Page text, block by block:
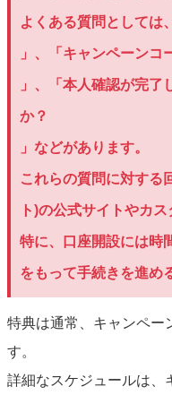
よくある質問としては
」、「キャンペーンコ
」、「本人確認が完了
か？
」などがあります。
これらの質問に対する
ト)の公式サイトやカ
特に、口座開設には時
をもって手続きを進め
特典は通常、キャンペー
す。
詳細なスケジュールは、